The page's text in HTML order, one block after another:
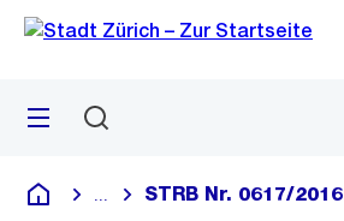
Navigation
Sprunglink
Menü
Deutsch
Blende alle Breadcrumbs ein
STRB Nr. 0617/2016